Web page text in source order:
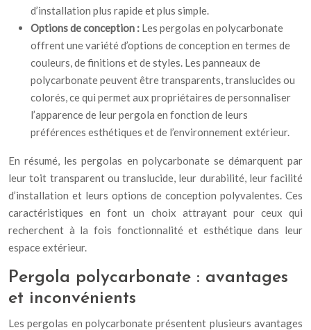
d’installation plus rapide et plus simple.
Options de conception : Les pergolas en polycarbonate
offrent une variété d’options de conception en termes de
couleurs, de finitions et de styles. Les panneaux de
polycarbonate peuvent être transparents, translucides ou
colorés, ce qui permet aux propriétaires de personnaliser
l’apparence de leur pergola en fonction de leurs
préférences esthétiques et de l’environnement extérieur.
En résumé, les pergolas en polycarbonate se démarquent par
leur toit transparent ou translucide, leur durabilité, leur facilité
d’installation et leurs options de conception polyvalentes. Ces
caractéristiques en font un choix attrayant pour ceux qui
recherchent à la fois fonctionnalité et esthétique dans leur
espace extérieur.
Pergola polycarbonate : avantages
et inconvénients
Les pergolas en polycarbonate présentent plusieurs avantages